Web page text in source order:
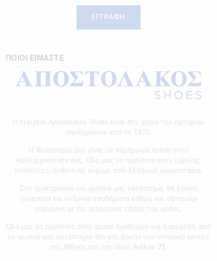
ΕΓΓΡΑΦΗ
ΠΟΙΟΙ ΕΙΜΑΣΤΕ
Η εταιρεία Apostolakos Shoes είναι στο χώρο του εμπορίου
υποδημάτων από το 1972.
H Φιλοσοφία μας είναι να παρέχουμε άνεση στην
καθημερινότητα σας. Όλα μας τα προϊόντα είναι υψηλής
ποιότητας, αυθεντικά, κυρίως από Ελληνικά εεργοστάσια.
Στο ηλεκτρονικό και φυσικό μας κατάστημα, θα βρείτε
γυναικεία και ανδρικά υποδήματα καθώς και αξεσουάρ
σύμφωνα με τις τελευταίες τάσεις της μόδας.
Όλα μας τα προϊόντα είναι άμεσα διαθέσιμα για παραλαβή από
το φυσικό μας κατάστημα. Θα μας βρείτε στο ιστορικό κέντρο
της Αθήνας επί της οδού Αιόλου 71.